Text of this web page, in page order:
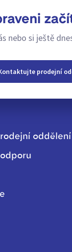
nebo si ještě
prodejní
oddělení